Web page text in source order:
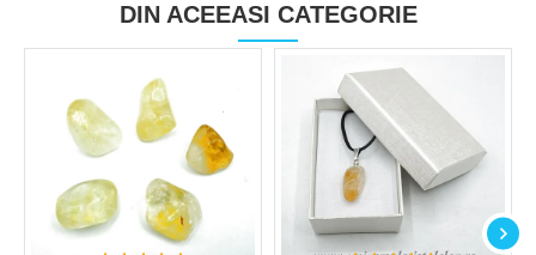
DIN ACEEASI CATEGORIE